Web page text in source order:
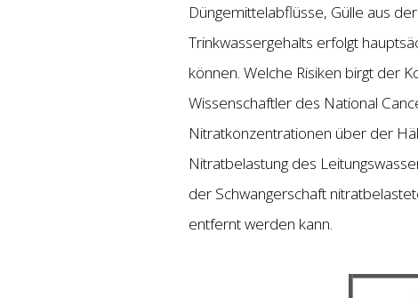
Düngemittelabflüsse, Gülle aus
Trinkwassergehalts erfolgt
können. Welche Risiken birgt der
Wissenschaftler des National
Nitratkonzentrationen über der
Nitratbelastung des
der Schwangerschaft
entfernt werden kann.